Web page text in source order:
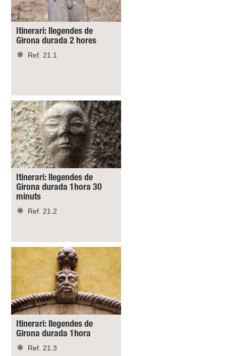
Itinerari: llegendes de
Girona durada 2 hores
Ref. 21.1
Itinerari: llegendes de
Girona durada 1hora 30
minuts
Ref. 21.2
Itinerari: llegendes de
Girona durada 1hora
Ref. 21.3